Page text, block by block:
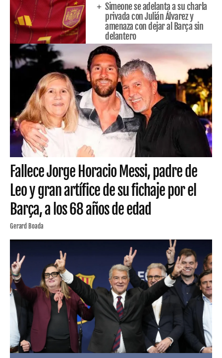
Simeone se adelanta a su charla
privada con Julián Álvarez y
amenaza con dejar al Barça sin
delantero
Fallece Jorge Horacio Messi, padre de
Leo y gran artífice de su fichaje por el
Barça, a los 68 años de edad
Gerard Boada